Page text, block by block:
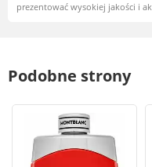
prezentować wysokiej jakości i
Podobne strony